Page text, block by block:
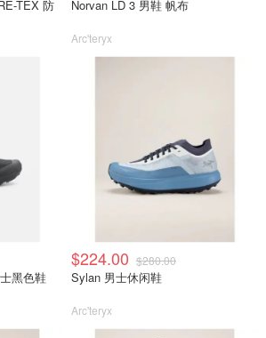
TEX 防
Norvan LD 3 男鞋 帆布
Arc'teryx
黑色鞋
$224.00 $280.00
Sylan 男士休闲鞋
Arc'teryx